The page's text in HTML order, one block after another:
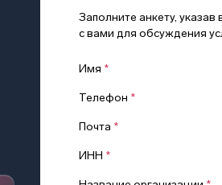
Заполните анкету,
с вами для обсуждения
Имя *
Телефон *
Почта *
ИНН *